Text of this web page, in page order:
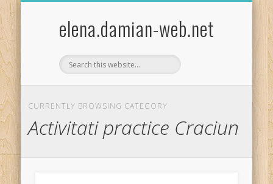
elena.damian-web.net
CURRENTLY BROWSING CATEGORY
Activitati practice Craciun